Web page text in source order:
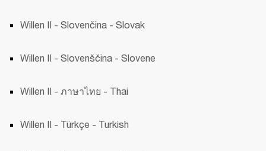
Willen II - Slovenčina - Slovak
Willen II - Slovenščina - Slovene
Willen II - ภาษาไทย - Thai
Willen II - Türkçe - Turkish